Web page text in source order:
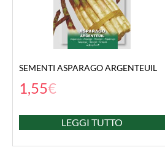
SEMENTI ASPARAGO ARGENTEUIL
1,55€
LEGGI TUTTO